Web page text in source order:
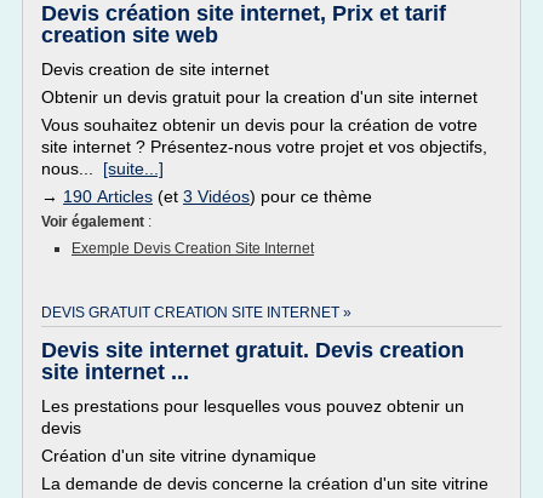
Devis création site internet, Prix et tarif
creation site web
Devis creation de site internet
Obtenir un devis gratuit pour la creation d'un site internet
Vous souhaitez obtenir un devis pour la création de votre
site internet ? Présentez-nous votre projet et vos objectifs,
nous... [suite...]
→ 190 Articles (et 3 Vidéos) pour ce thème
Voir également :
Exemple Devis Creation Site Internet
DEVIS GRATUIT CREATION SITE INTERNET »
Devis site internet gratuit. Devis creation
site internet ...
Les prestations pour lesquelles vous pouvez obtenir un
devis
Création d'un site vitrine dynamique
La demande de devis concerne la création d'un site vitrine